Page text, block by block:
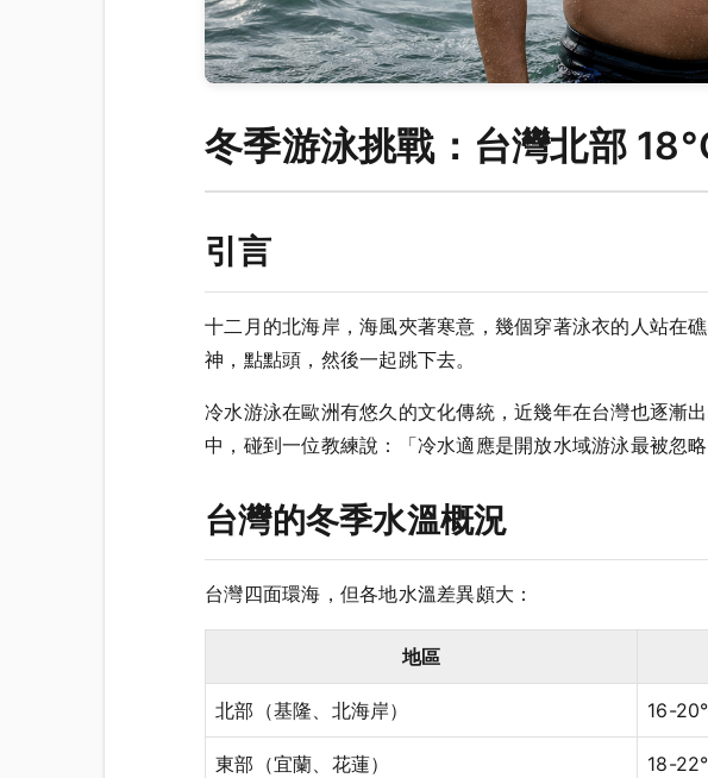
冬季游泳挑戰：台灣北部
引言
十二月的北海岸，海風夾著寒意，幾個穿著泳衣的人站在
神，點點頭，然後一起跳下去。
冷水游泳在歐洲有悠久的文化傳統，近幾年在台灣也逐
中，碰到一位教練說：「冷水適應是開放水域游泳最被忽
台灣的冬季水溫概況
台灣四面環海，但各地水溫差異頗大：
地區
北部（基隆、北海岸） 16-
東部（宜蘭、花蓮） 18-